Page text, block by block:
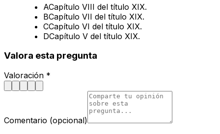
ACapítulo VIII del título XIX.
BCapítulo VII del título XIX.
CCapítulo VI del título XIX.
DCapítulo V del título XIX.
Valora esta pregunta
Valoración *
Comentario (opcional)